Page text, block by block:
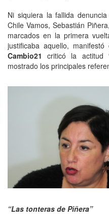
Ni siquiera la fallida
Chile Vamos, Sebastián
marcados en la primera
justificaba aquello,
Cambio21 criticó la actitud
mostrado los principales
“Las tonteras de Piñera”